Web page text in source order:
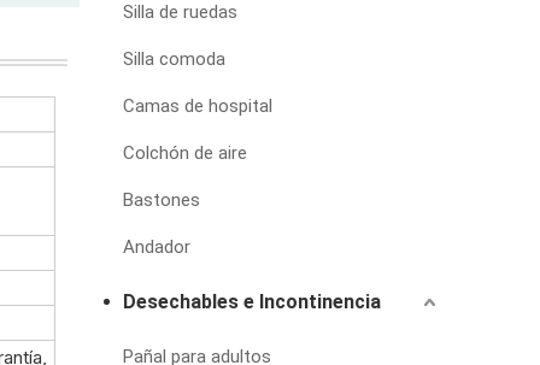
Silla de ruedas
Silla comoda
Camas de hospital
Colchón de aire
Bastones
Andador
Desechables e Incontinencia
Pañal para adultos